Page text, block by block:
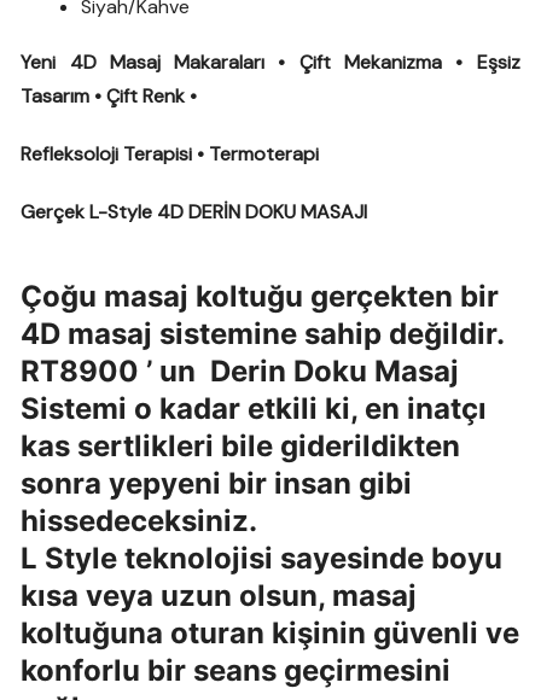
Siyah/Kahve
Yeni 4D Masaj Makaraları • Çift Mekanizma • Eşsiz
Tasarım • Çift Renk •
Refleksoloji Terapisi • Termoterapi
Gerçek L-Style 4D DERİN DOKU MASAJI
Çoğu masaj koltuğu gerçekten bir
4D masaj sistemine sahip değildir.
RT8900 ’ un Derin Doku Masaj
Sistemi o kadar etkili ki, en inatçı
kas sertlikleri bile giderildikten
sonra yepyeni bir insan gibi
hissedeceksiniz.
L Style teknolojisi sayesinde boyu
kısa veya uzun olsun, masaj
koltuğuna oturan kişinin güvenli ve
konforlu bir seans geçirmesini